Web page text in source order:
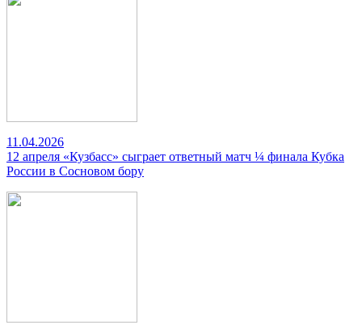
11.04.2026
12 апреля «Кузбасс» сыграет ответный матч ¼ финала Кубка
России в Сосновом бору